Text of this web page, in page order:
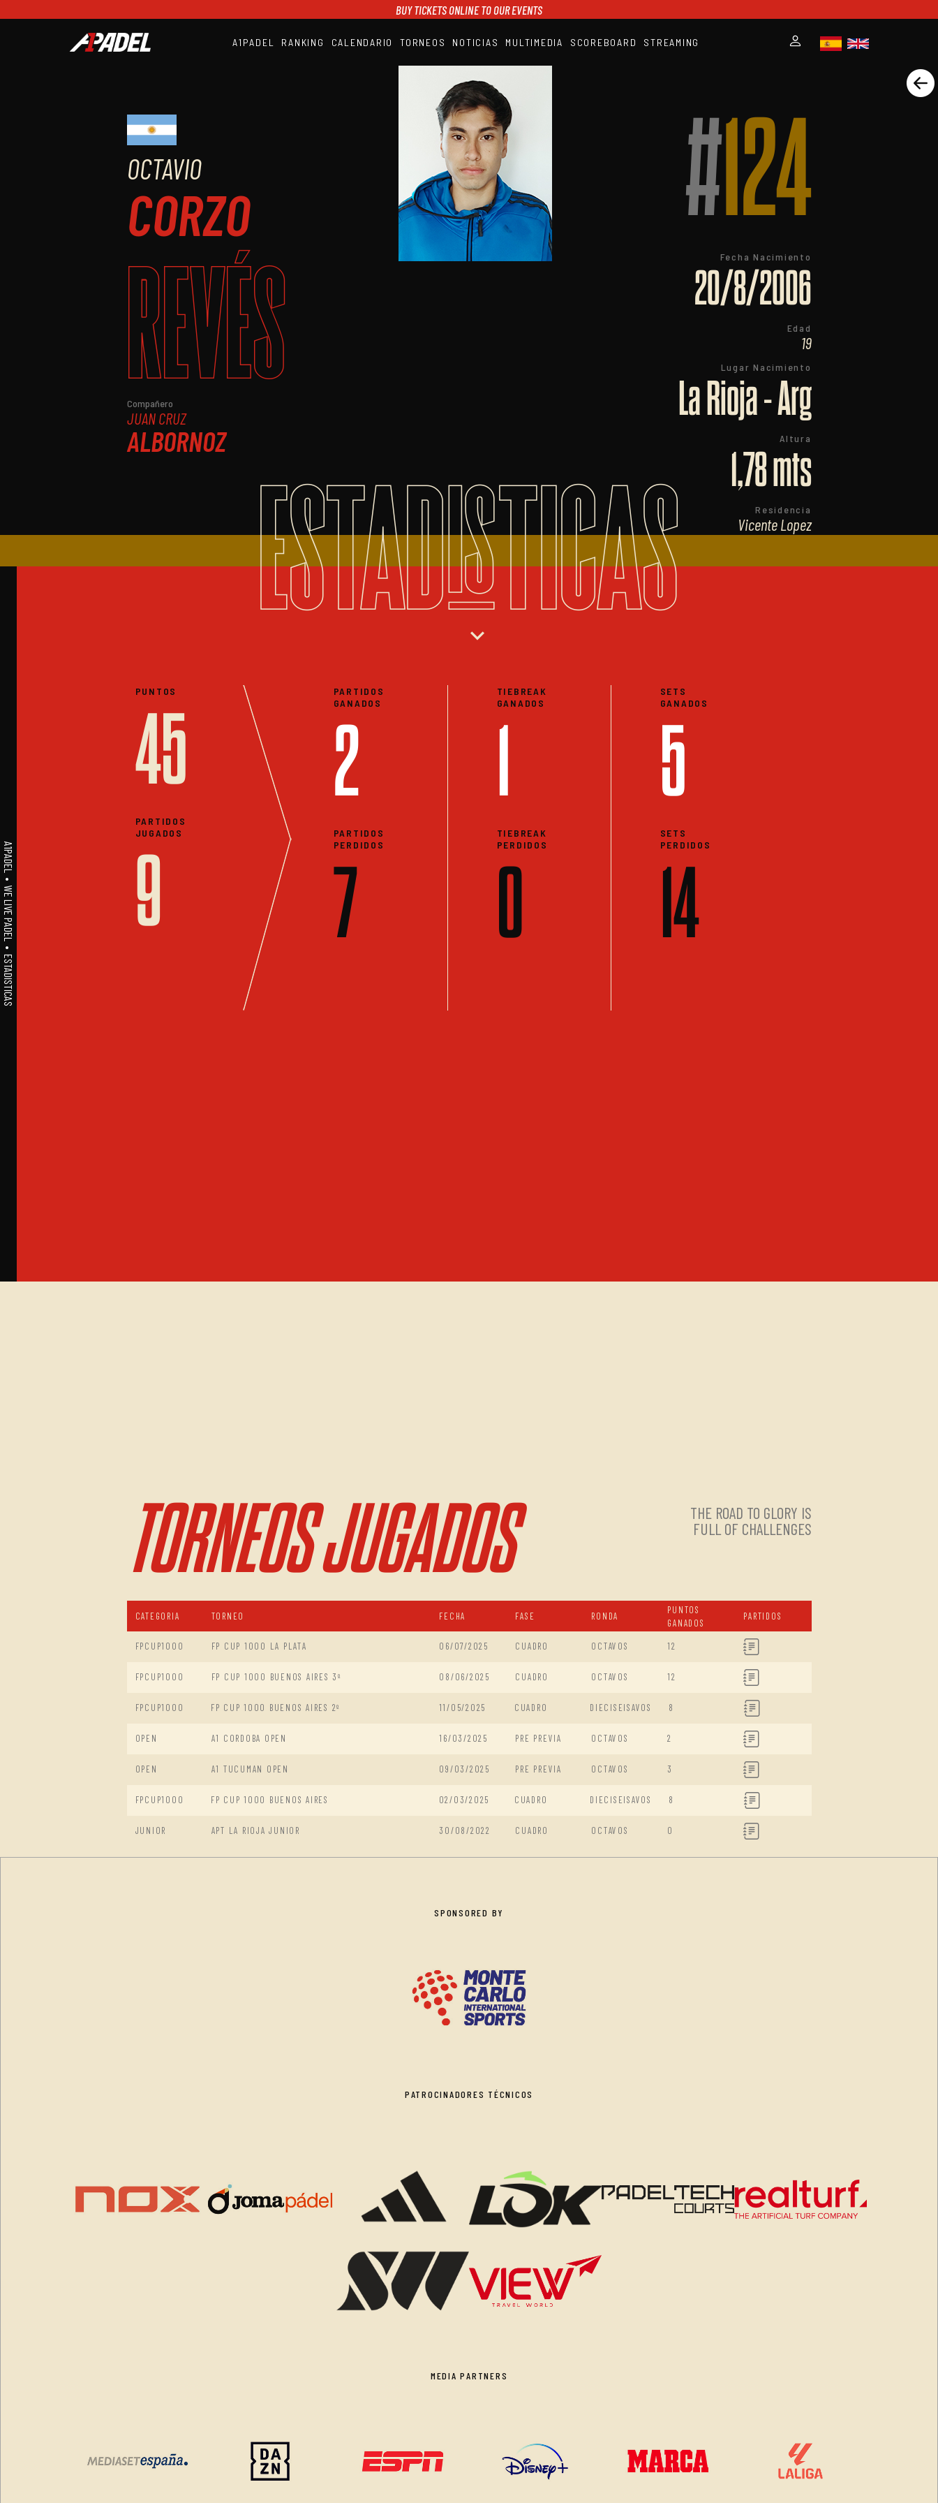
BUY TICKETS ONLINE TO OUR EVENTS
A1PADEL RANKING CALENDARIO TORNEOS NOTICIAS MULTIMEDIA SCOREBOARD STREAMING
RANKING
CALENDARIO
TORNEOS
NOTICIAS
MULTIMEDIA
SCOREBOARD
STREAMING
OCTAVIO
CORZO
REVÉS
Compañero
JUAN CRUZ
ALBORNOZ
#124
Fecha Nacimiento
20/8/2006
Edad
19
Lugar Nacimiento
La Rioja - Arg
Altura
1,78 mts
Residencia
Vicente Lopez
ESTADISTICAS
A1PADEL • WE LIVE PADEL • ESTADISTICAS
expand_more
PUNTOS
45
PARTIDOS
JUGADOS
9
PARTIDOS
GANADOS
2
PARTIDOS
PERDIDOS
7
TIEBREAK
GANADOS
1
TIEBREAK
PERDIDOS
0
SETS
GANADOS
5
SETS
PERDIDOS
14
TORNEOS JUGADOS
THE ROAD TO GLORY IS
FULL OF CHALLENGES
CATEGORIA TORNEO FECHA FASE RONDA
PUNTOS
GANADOS
PARTIDOS
FPCUP1000 FP CUP 1000 LA PLATA 06/07/2025 CUADRO OCTAVOS 12
FPCUP1000 FP CUP 1000 BUENOS AIRES 3º 08/06/2025 CUADRO OCTAVOS 12
FPCUP1000 FP CUP 1000 BUENOS AIRES 2º 11/05/2025 CUADRO DIECISEISAVOS 8
OPEN A1 CORDOBA OPEN 16/03/2025 PRE PREVIA OCTAVOS 2
OPEN A1 TUCUMAN OPEN 09/03/2025 PRE PREVIA OCTAVOS 3
FPCUP1000 FP CUP 1000 BUENOS AIRES 02/03/2025 CUADRO DIECISEISAVOS 8
JUNIOR APT LA RIOJA JUNIOR 30/08/2022 CUADRO OCTAVOS 0
SPONSORED BY
PATROCINADORES TÉCNICOS
MEDIA PARTNERS